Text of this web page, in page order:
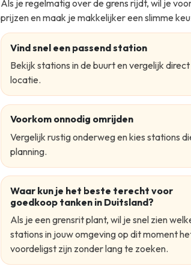
Als je regelmatig over de grens rijdt, wil je
prijzen en maak je makkelijker een slimme
Vind snel een passend station
Bekijk stations in de buurt en vergelijk
locatie.
Voorkom onnodig omrijden
Vergelijk rustig onderweg en kies stations
planning.
Waar kun je het beste terecht voor
goedkoop tanken in Duitsland?
Als je een grensrit plant, wil je snel zien
stations in jouw omgeving op dit moment
voordeligst zijn zonder lang te zoeken.